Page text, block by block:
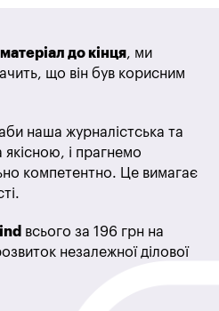
до кінця, ми
що він був корисним
наша журналістська та
і прагнемо
компетентно. Це вимагає
всього за 196 грн на
незалежної ділової